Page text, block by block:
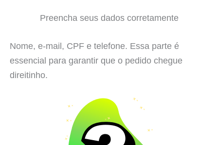
Preencha seus dados corretamente
Nome, e-mail, CPF e telefone. Essa parte é
essencial para garantir que o pedido chegue
direitinho.